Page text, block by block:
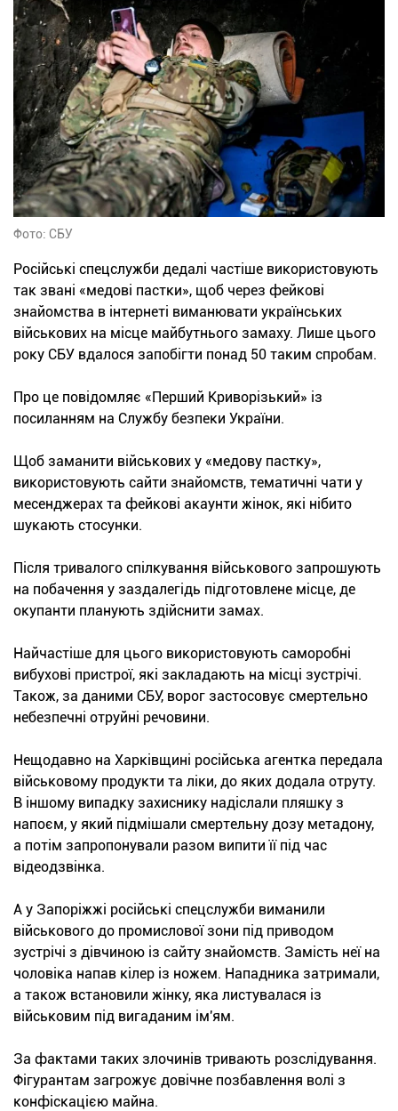
Фото: СБУ
Російські спецслужби дедалі частіше використовують
так звані «медові пастки», щоб через фейкові
знайомства в інтернеті виманювати українських
військових на місце майбутнього замаху. Лише цього
року СБУ вдалося запобігти понад 50 таким спробам.
Про це повідомляє «Перший Криворізький» із
посиланням на Службу безпеки України.
Щоб заманити військових у «медову пастку»,
використовують сайти знайомств, тематичні чати у
месенджерах та фейкові акаунти жінок, які нібито
шукають стосунки.
Після тривалого спілкування військового запрошують
на побачення у заздалегідь підготовлене місце, де
окупанти планують здійснити замах.
Найчастіше для цього використовують саморобні
вибухові пристрої, які закладають на місці зустрічі.
Також, за даними СБУ, ворог застосовує смертельно
небезпечні отруйні речовини.
Нещодавно на Харківщині російська агентка передала
військовому продукти та ліки, до яких додала отруту.
В іншому випадку захиснику надіслали пляшку з
напоєм, у який підмішали смертельну дозу метадону,
а потім запропонували разом випити її під час
відеодзвінка.
А у Запоріжжі російські спецслужби виманили
військового до промислової зони під приводом
зустрічі з дівчиною із сайту знайомств. Замість неї на
чоловіка напав кілер із ножем. Нападника затримали,
а також встановили жінку, яка листувалася із
військовим під вигаданим ім'ям.
За фактами таких злочинів тривають розслідування.
Фігурантам загрожує довічне позбавлення волі з
конфіскацією майна.